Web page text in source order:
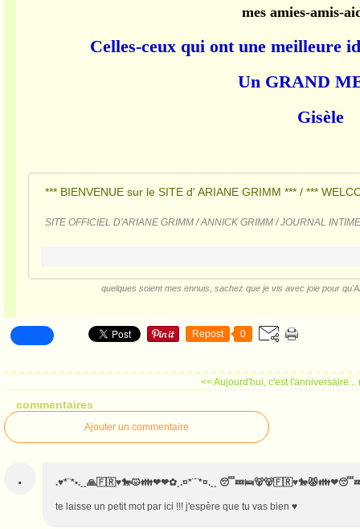
mes amies-amis-
Celles-ceux qui ont une meilleure
Un GRAND
Gisèle
*** BIENVENUE sur le SITE d' ARIANE GRIMM *** / ***
SITE OFFICIEL D'ARIANE GRIMM / ANNICK GRIMM / JOURNAL
quelques soient mes ennuis, sachez que je vis avec joie pour
Repost 0
<< Aujourd'hui, c'est l'anniversaire...
commentaires
Ajouter un commentaire
. .♥*¨*•.¸¸🙏🇫🇷♥️🐎😾👪❤❤✿¸.¤*¨¨*¤.¸¸
te laisse un petit mot par ici !!! j'espère que tu vas bien ♥️